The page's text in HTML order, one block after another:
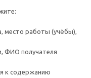
место работы (учёбы),
ФИО получателя
к содержанию